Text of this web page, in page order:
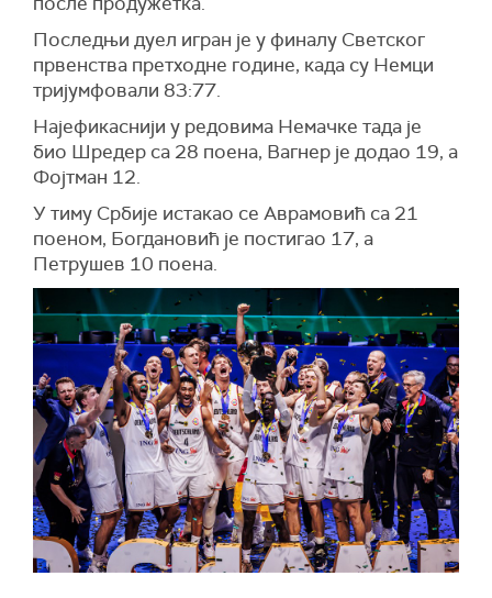
Последњи дуел игран је у финалу Светског
првенства претходне године, када су Немци
тријумфовали 83:77.
Најефикаснији у редовима Немачке тада је
био Шредер са 28 поена, Вагнер је додао 19, а
Фојтман 12.
У тиму Србије истакао се Аврамовић са 21
поеном, Богдановић је постигао 17, а
Петрушев 10 поена.